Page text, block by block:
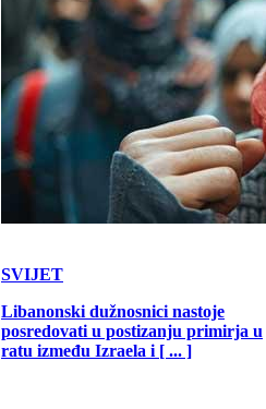
SVIJET
Libanonski dužnosnici nastoje
posredovati u postizanju primirja u
ratu između Izraela i [ ... ]